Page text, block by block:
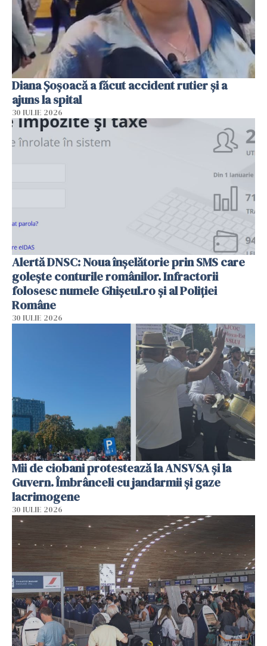
Diana Șoșoacă a făcut accident rutier și a
ajuns la spital
30 IULIE 2026
Alertă DNSC: Noua înșelătorie prin SMS care
golește conturile românilor. Infractorii
folosesc numele Ghișeul.ro și al Poliției
Române
30 IULIE 2026
Mii de ciobani protestează la ANSVSA și la
Guvern. Îmbrânceli cu jandarmii și gaze
lacrimogene
30 IULIE 2026